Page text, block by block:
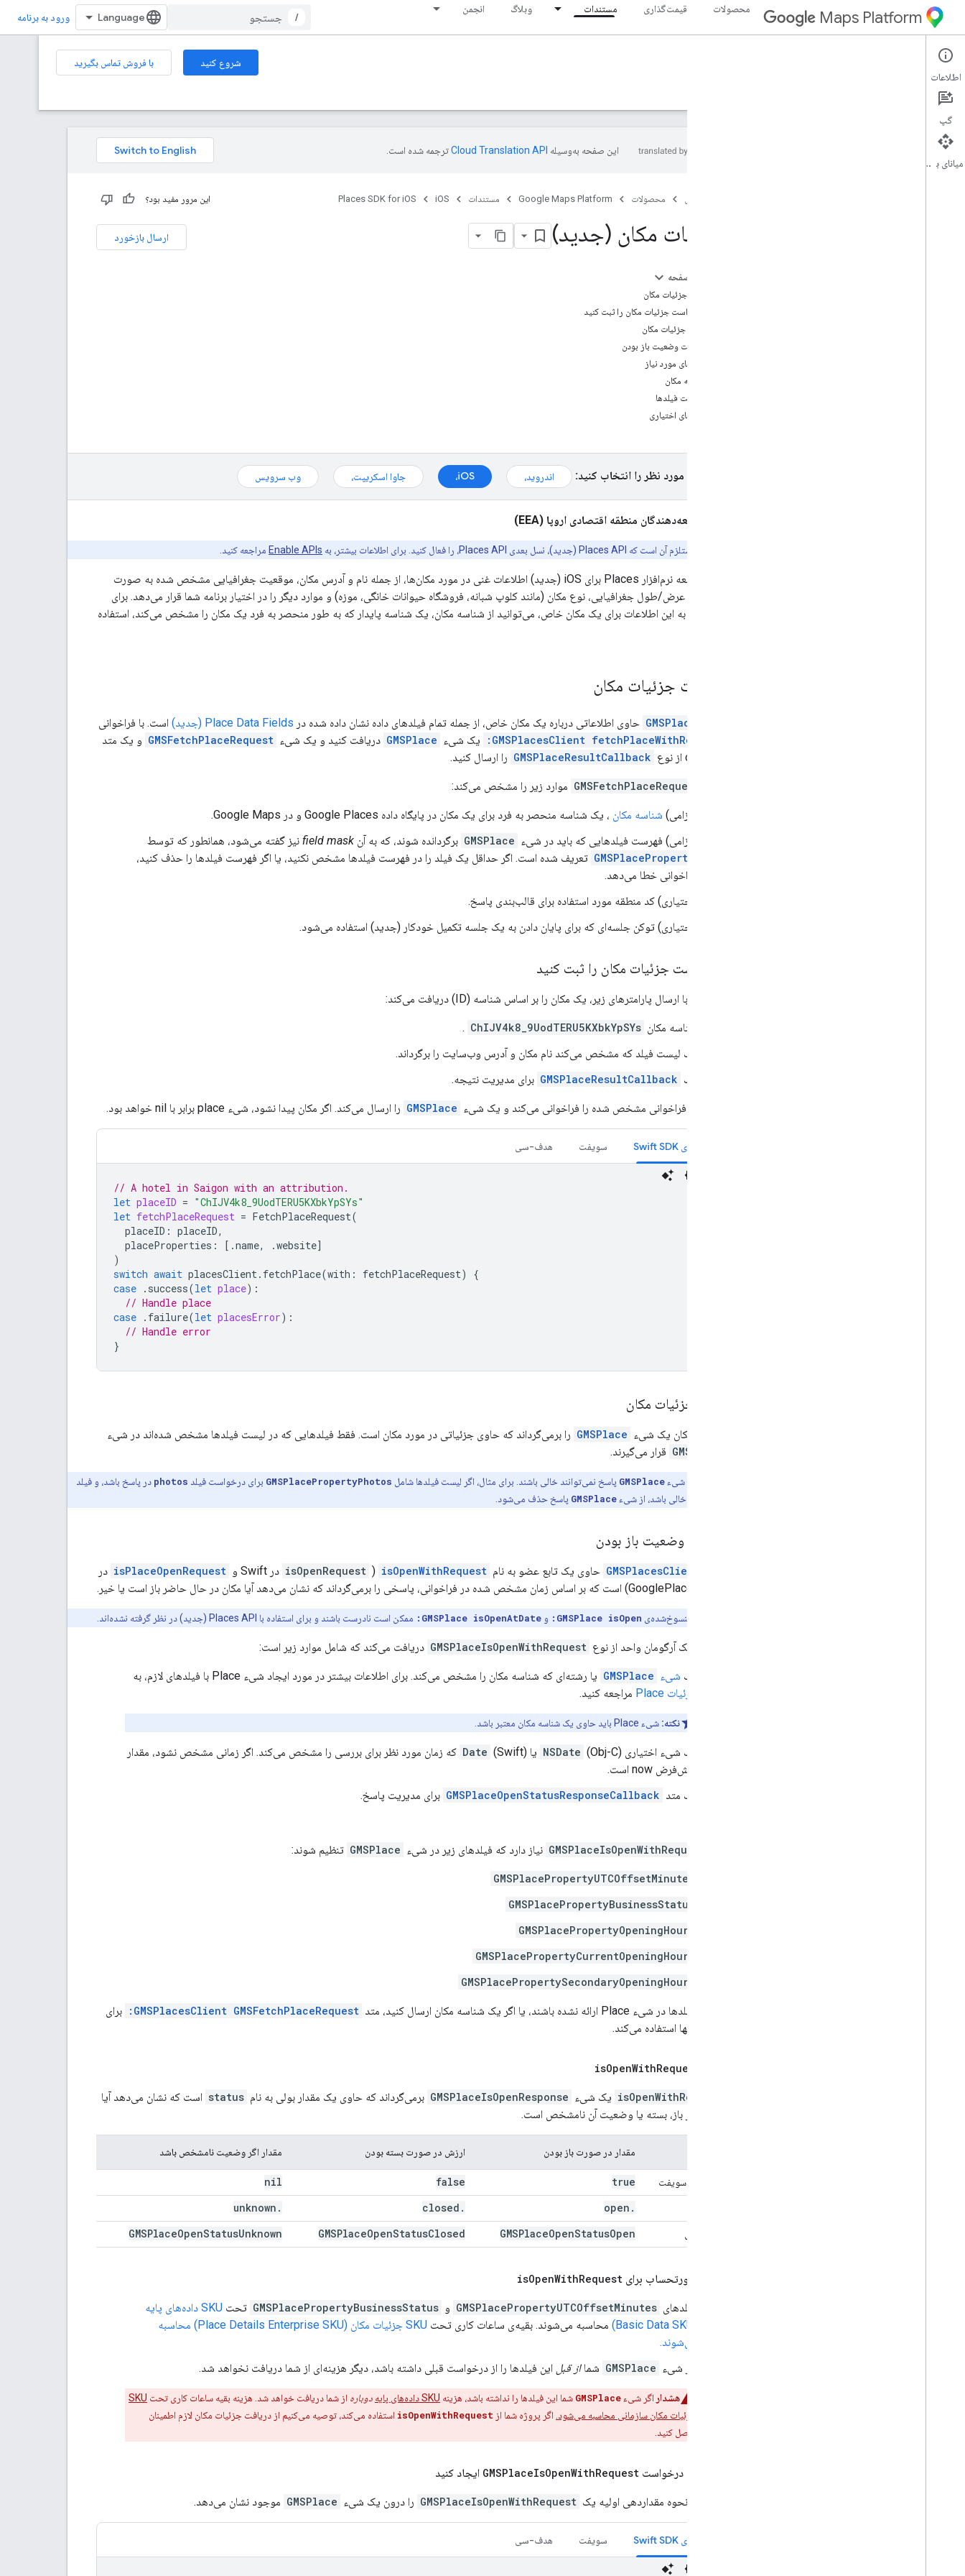
Maps Platform محصولات قیمت‌گذاری مستندات وبلاگ انجمن
/ ورود به برنامه
iOS شروع کنید
با فروش تماس بگیرید
راهنما
این صفحه به‌وسیله ترجمه شده است.
صفحه اصلی محصولات Google Maps Platform مستندات iOS
Places SDK for iOS این مرور مفید بود؟
ارسال بازخورد جزئیات مکان (جدید)
در این صفحه
دریافت جزئیات مکان
درخواست جزئیات مکان را ثبت کنید
پاسخ جزئیات مکان
دریافت وضعیت باز بودن
پارامترهای مورد نیاز
شناسه مکان
فهرست فیلدها
پارامترهای اختیاری
پلتفرم مورد نظر را انتخاب کنید: اندروید، iOS، جاوا اسکریپت، وب سرویس
توسعه‌دهندگان منطقه اقتصادی اروپا (EEA)
این ویژگی مستلزم آن است که Places API (جدید)، نسل بعدی Places API، را فعال کنید. برای اطلاعات بیشتر، به Enable APIs مراجعه کنید.
کیت توسعه نرم‌افزار Places برای iOS (جدید) اطلاعات غنی در مورد مکان‌ها، از جمله نام و آدرس مکان، موقعیت جغرافیایی مشخص شده به صورت
مختصات عرض/طول جغرافیایی، نوع مکان (مانند کلوپ شبانه، فروشگاه حیوانات خانگی، موزه) و موارد دیگر را در اختیار برنامه شما قرار می‌دهد. برای
دسترسی به این اطلاعات برای یک مکان خاص، می‌توانید از شناسه مکان، یک شناسه پایدار که به طور منحصر به فرد یک مکان را مشخص می‌کند، استفاده
دریافت جزئیات مکان
GMSPlace حاوی اطلاعاتی درباره یک مکان خاص، از جمله تمام فیلدهای داده نشان داده شده در Place Data Fields (جدید)
است. با فراخوانی
GMSPlacesClient fetchPlaceWithRequest:
یک شیء GMSPlace دریافت کنید و یک شیء GMSFetchPlaceRequest و یک متد
callback از نوع
GMSPlaceResultCallback را ارسال کنید.
GMSFetchPlaceRequest موارد زیر را مشخص می‌کند:
(الزامی) شناسه مکان ، یک شناسه منحصر به فرد برای یک مکان در پایگاه داده Google Places و در Google Maps.
(الزامی) فهرست فیلدهایی که باید در شیء GMSPlace برگردانده شوند، که به آن field mask نیز گفته می‌شود، همانطور که توسط
GMSPlaceProperty تعریف شده است. اگر حداقل یک فیلد را در فهرست فیلدها مشخص نکنید، یا اگر فهرست فیلدها را حذف کنید،
فراخوانی خطا می‌دهد.
(اختیاری) کد منطقه مورد استفاده برای قالب‌بندی پاسخ.
(اختیاری) توکن جلسه‌ای که برای پایان دادن به یک جلسه تکمیل خودکار (جدید) استفاده می‌شود.
درخواست جزئیات مکان را ثبت کنید
این مثال با ارسال پارامترهای زیر، یک مکان را بر اساس شناسه (ID) دریافت می‌کند:
شناسه مکان ChIJV4k8_9UodTERU5KXbkYpSYs
.
یک لیست فیلد که مشخص می‌کند نام مکان و آدرس وب‌سایت را برگرداند.
یک GMSPlaceResultCallback برای مدیریت نتیجه.
GMSPlace را ارسال می‌کند. اگر مکان پیدا نشود، شیء place برابر با nil خواهد بود.
مکان‌های Swift SDK سویفت هدف-سی
// A hotel in Saigon with an attribution.
let placeID = "ChIJV4k8_9UodTERU5KXbkYpSYs"
let fetchPlaceRequest = FetchPlaceRequest(
placeID : placeID,
placeProperties : [.name, .website]
)
switch await placesClient. fetchPlace(with : fetchPlaceRequest)
{
case . success(let place):
// Handle place
case . failure(let placesError):
// Handle error
}
پاسخ جزئیات مکان
جزئیات مکان یک شیء GMSPlace را برمی‌گرداند که حاوی جزئیاتی در مورد مکان است. فقط فیلدهایی که در لیست فیلدها مشخص شده‌اند در شیء
GMSPlace قرار می‌گیرند.
فیلدهای شیء GMSPlace پاسخ نمی‌توانند خالی باشند. برای مثال، اگر لیست فیلدها شامل GMSPlacePropertyPhotos برای درخواست فیلد photos در پاسخ باشد، و فیلد
در پاسخ خالی باشد، از شیء GMSPlace پاسخ حذف می‌شود.
دریافت وضعیت باز بودن
GMSPlacesClient حاوی یک تابع عضو به نام isOpenWithRequest
(
isOpenRequest در Swift و isPlaceOpenRequest در
GooglePlacesSwift) است که بر اساس زمان مشخص شده در فراخوانی، پاسخی را برمی‌گرداند که نشان می‌دهد آیا مکان در حال حاضر باز است یا خیر.
توابع منسوخ‌شده‌ی GMSPlace isOpen: و GMSPlace isOpenAtDate: ممکن است نادرست باشند و برای استفاده با Places API (جدید) در نظر گرفته نشده‌اند.
این متد یک آرگومان واحد از نوع GMSPlaceIsOpenWithRequest دریافت می‌کند که شامل موارد زیر است:
یک شیء GMSPlace یا رشته‌ای که شناسه مکان را مشخص می‌کند. برای اطلاعات بیشتر در مورد ایجاد شیء Place با فیلدهای لازم، به
جزئیات Place
مراجعه کنید.
نکته: شیء Place باید حاوی یک شناسه مکان معتبر باشد.
یک شیء اختیاری NSDate (Obj-C) یا Date (Swift) که زمان مورد نظر برای بررسی را مشخص می‌کند. اگر زمانی مشخص نشود، مقدار
پیش‌فرض now است.
یک متد GMSPlaceOpenStatusResponseCallback برای مدیریت پاسخ.
GMSPlaceIsOpenWithRequest نیاز دارد که فیلدهای زیر در شیء GMSPlace تنظیم شوند:
GMSPlacePropertyUTCOffsetMinutes
GMSPlacePropertyBusinessStatus
GMSPlacePropertyOpeningHours
GMSPlacePropertyCurrentOpeningHours
GMSPlacePropertySecondaryOpeningHours
اگر این فیلدها در شیء Place ارائه نشده باشند، یا اگر یک شناسه مکان ارسال کنید، متد GMSPlacesClient GMSFetchPlaceRequest:
برای
دریافت آنها استفاده می‌کند.
isOpenWithRequest
isOpenWithRequest یک شیء GMSPlaceIsOpenResponse برمی‌گرداند که حاوی یک مقدار بولی به نام status است که نشان می‌دهد آیا
کسب‌وکار باز، بسته یا وضعیت آن نامشخص است.
مقدار در صورت باز بودن ارزش در صورت بسته بودن مقدار اگر وضعیت نامشخص باشد
مکان‌های سویفت true
false
nil
.
open
.
closed
.
unknown
GMSPlaceOpenStatusOpen
GMSPlaceOpenStatusClosed
GMSPlaceOpenStatusUnknown
صدور صورتحساب برای isOpenWithRequest
فیلدهای GMSPlacePropertyUTCOffsetMinutes و GMSPlacePropertyBusinessStatus تحت
SKU داده‌های پایه
محاسبه می‌شوند. بقیه‌ی ساعات کاری تحت
SKU جزئیات مکان (Place Details Enterprise SKU) محاسبه
می‌شوند.
اگر شیء GMSPlace شمااز قبل این فیلدها را از درخواست قبلی داشته باشد، دیگر هزینه‌ای از شما دریافت نخواهد شد.
هشدار اگر شیء GMSPlace شما این فیلدها را نداشته باشد، هزینه SKU داده‌های پایه دوباره از شما دریافت خواهد شد. هزینه بقیه ساعات کاری تحت SKU
جزئیات مکان سازمانی محاسبه می‌شود. اگر پروژه شما از isOpenWithRequest استفاده می‌کند، توصیه می‌کنیم از دریافت جزئیات مکان لازم اطمینان
حاصل کنید.
مثال: یک درخواست GMSPlaceIsOpenWithRequest ایجاد کنید
مثال زیر نحوه مقداردهی اولیه یک GMSPlaceIsOpenWithRequest را درون یک شیء GMSPlace موجود نشان می‌دهد.
مکان‌های Swift SDK سویفت هدف-سی
اطلاعات
گپ
میانای برنامه‌سازی کاربردی